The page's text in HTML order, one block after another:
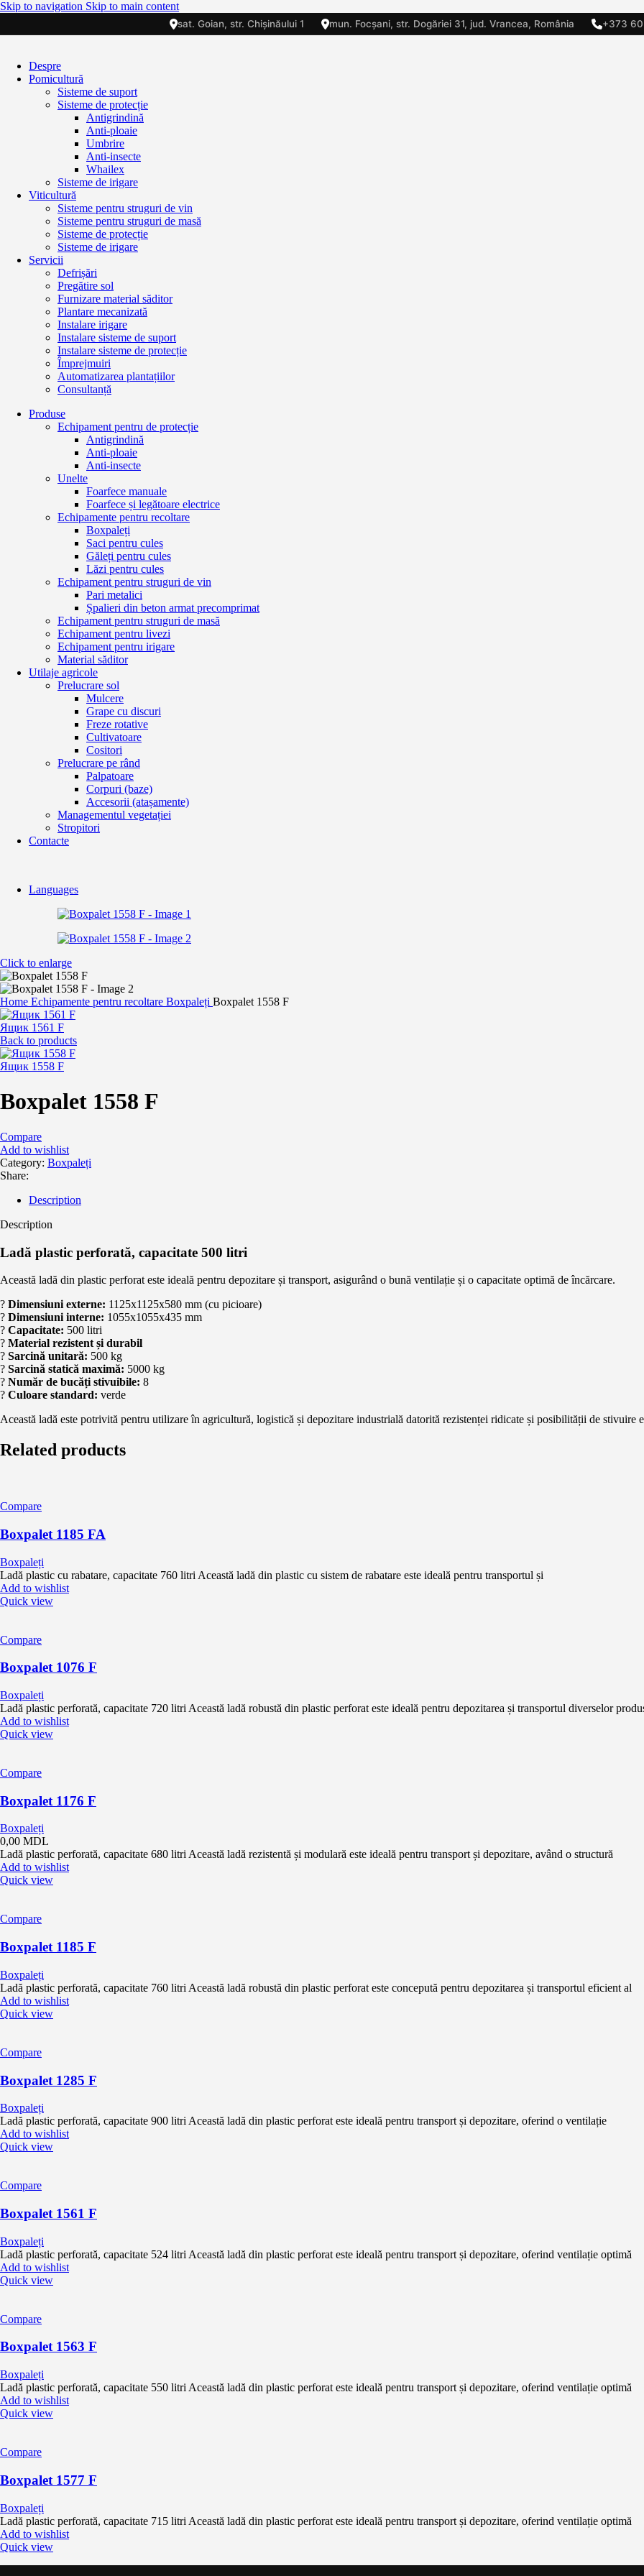
Skip to navigation Skip to main content
sat. Goian, str. Chișinăului 1 mun. Focșani, str. Dogăriei 31, jud. Vrancea, România +373
Despre
Pomicultură
Sisteme de suport
Sisteme de protecție
Antigrindină
Anti-ploaie
Umbrire
Anti-insecte
Whailex
Sisteme de irigare
Viticultură
Sisteme pentru struguri de vin
Sisteme pentru struguri de masă
Sisteme de protecție
Sisteme de irigare
Servicii
Defrișări
Pregătire sol
Furnizare material săditor
Plantare mecanizată
Instalare irigare
Instalare sisteme de suport
Instalare sisteme de protecție
Împrejmuiri
Automatizarea plantațiilor
Consultanță
Produse
Echipament pentru de protecție
Antigrindină
Anti-ploaie
Anti-insecte
Unelte
Foarfece manuale
Foarfece și legătoare electrice
Echipamente pentru recoltare
Boxpaleți
Saci pentru cules
Găleți pentru cules
Lăzi pentru cules
Echipament pentru struguri de vin
Pari metalici
Șpalieri din beton armat precomprimat
Echipament pentru struguri de masă
Echipament pentru livezi
Echipament pentru irigare
Material săditor
Utilaje agricole
Prelucrare sol
Mulcere
Grape cu discuri
Freze rotative
Cultivatoare
Cositori
Prelucrare pe rând
Palpatoare
Corpuri (baze)
Accesorii (atașamente)
Managementul vegetației
Stropitori
Contacte
Languages
Click to enlarge
Home Echipamente pentru recoltare Boxpaleți Boxpalet 1558 F
Ящик 1561 F
Back to products
Ящик 1558 F
Boxpalet 1558 F
Compare
Add to wishlist
Category: Boxpaleți
Share:
Description
Description
Ladă plastic perforată, capacitate 500 litri
Această ladă din plastic perforat este ideală pentru depozitare și transport, asigurând o bună ventilație și o capacitate optimă de încărcare.
? Dimensiuni externe: 1125x1125x580 mm (cu picioare)
? Dimensiuni interne: 1055x1055x435 mm
? Capacitate: 500 litri
? Material rezistent și durabil
? Sarcină unitară: 500 kg
? Sarcină statică maximă: 5000 kg
? Număr de bucăți stivuibile: 8
? Culoare standard: verde
Această ladă este potrivită pentru utilizare în agricultură, logistică și depozitare industrială datorită rezistenței ridicate și posibilității de stivuire
Related products
Compare
Boxpalet 1185 FA
Boxpaleți
Ladă plastic cu rabatare, capacitate 760 litri Această ladă din plastic cu sistem de rabatare este ideală pentru transportul și
Add to wishlist
Quick view
Compare
Boxpalet 1076 F
Boxpaleți
Ladă plastic perforată, capacitate 720 litri Această ladă robustă din plastic perforat este ideală pentru depozitarea și transportul diverselor
Add to wishlist
Quick view
Compare
Boxpalet 1176 F
Boxpaleți
0,00 MDL
Ladă plastic perforată, capacitate 680 litri Această ladă rezistentă și modulară este ideală pentru transport și depozitare, având o structură
Add to wishlist
Quick view
Compare
Boxpalet 1185 F
Boxpaleți
Ladă plastic perforată, capacitate 760 litri Această ladă robustă din plastic perforat este concepută pentru depozitarea și transportul eficient al
Add to wishlist
Quick view
Compare
Boxpalet 1285 F
Boxpaleți
Ladă plastic perforată, capacitate 900 litri Această ladă din plastic perforat este ideală pentru transport și depozitare, oferind o ventilație
Add to wishlist
Quick view
Compare
Boxpalet 1561 F
Boxpaleți
Ladă plastic perforată, capacitate 524 litri Această ladă din plastic perforat este ideală pentru transport și depozitare, oferind ventilație optimă
Add to wishlist
Quick view
Compare
Boxpalet 1563 F
Boxpaleți
Ladă plastic perforată, capacitate 550 litri Această ladă din plastic perforat este ideală pentru transport și depozitare, oferind ventilație optimă
Add to wishlist
Quick view
Compare
Boxpalet 1577 F
Boxpaleți
Ladă plastic perforată, capacitate 715 litri Această ladă din plastic perforat este ideală pentru transport și depozitare, oferind ventilație optimă
Add to wishlist
Quick view